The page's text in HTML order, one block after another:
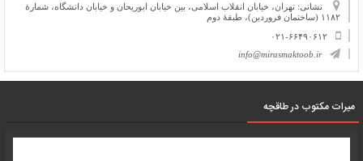
نشانی: تهران، خیابان انقلاب اسلامی، بین خیابان ابوریحان و خیابان دانشگاه، شمارۀ
۱۱۸۲ (ساختمان فروردین)، طبقۀ دوم
۰۲۱-۶۶۴۹۰۶۱۲
info@mirasmaktoob.ir
میرات مکتوب در طاقچه